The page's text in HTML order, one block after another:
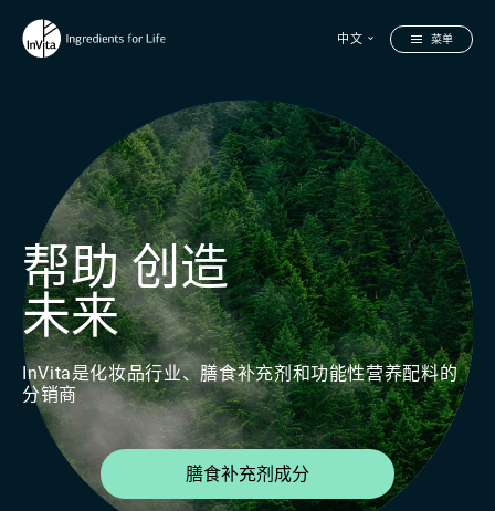
菜单
中文
帮助 创造
未来
InVita是化妆品行业、膳食补充剂和功能性营养配料的
分销商
膳食补充剂成分